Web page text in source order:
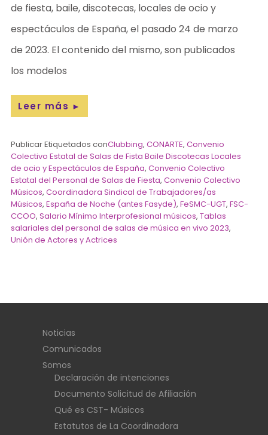
de fiesta, baile, discotecas, locales de ocio y
espectáculos de España, el pasado 24 de marzo
de 2023. El contenido del mismo, son publicados
los modelos
Leer más ►
Publicar Etiquetados conClubbing,CONARTE,Convenio
Colectivo Estatal de Salas de Fista Baile Discotecas Locales
de ocio y Espectáculos de España,Convenio Colectivo
Estatal del Personal de Salas de Fiesta,Convenio Colectivo
Músicos,Coordinadora Sindical de Trabajadores/as
Músicos,España de Noche (antes Fasyde),FeSMC-UGT,FSC-
CCOO,Salario Mínimo Interprofesional músicos,Tablas
salariales del personal de salas de música en vivo 2023,
Unión de Actores y Actrices
Noticias
Comunicados
Somos
Declaración de intenciones
Documento Solicitud de Afiliación
Qué es CST- Músicos
Estatutos de La Coordinadora